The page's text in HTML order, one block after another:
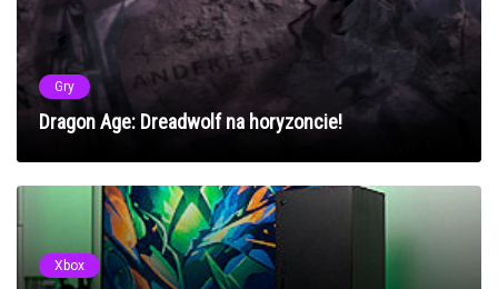
Gry
Dragon Age: Dreadwolf na horyzoncie!
Xbox